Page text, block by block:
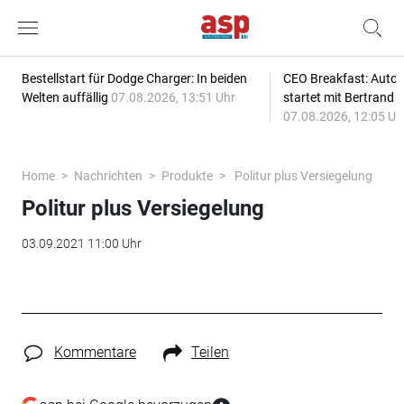
Bestellstart für Dodge Charger: In beiden
Welten auffällig 07.08.2026, 13:51 Uhr
CEO Breakfast:
startet mit Bertrand
07.08.2026, 12:05
Home Nachrichten Produkte Politur plus Versiegelung
Politur plus Versiegelung
03.09.2021 11:00 Uhr
Kommentare Teilen